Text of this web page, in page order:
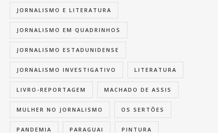
JORNALISMO E LITERATURA
JORNALISMO EM QUADRINHOS
JORNALISMO ESTADUNIDENSE
JORNALISMO INVESTIGATIVO LITERATURA
LIVRO-REPORTAGEM MACHADO DE ASSIS
MULHER NO JORNALISMO OS SERTÕES
PANDEMIA PARAGUAI PINTURA